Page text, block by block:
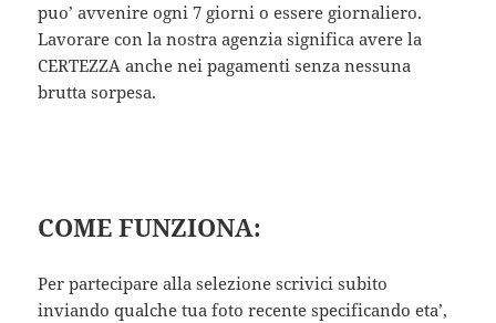
puo’ avvenire ogni 7 giorni o essere giornaliero.
Lavorare con la nostra agenzia significa avere la
CERTEZZA anche nei pagamenti senza nessuna
brutta sorpesa.
COME FUNZIONA:
Per partecipare alla selezione scrivici subito
inviando qualche tua foto recente specificando eta’,